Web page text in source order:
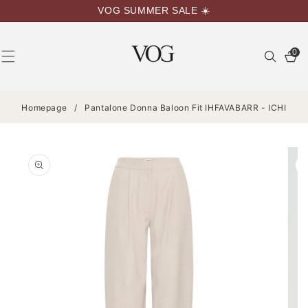
CONTENUTI
VOG SUMMER SALE ☀️
0
Homepage / Pantalone Donna Baloon Fit IHFAVABARR - ICHI
SUL
PRODOTTO